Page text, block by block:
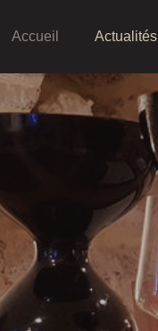
Accueil Actualités